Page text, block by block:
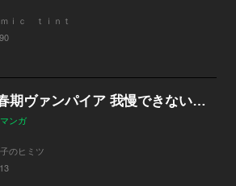
ｍｉｃ ｔｉｎｔ
期ヴァンパイア 我慢できない…
ンガ
のヒミツ